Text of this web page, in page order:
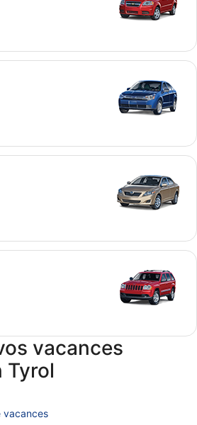
Corolla
vacances
Tyrol
vacances